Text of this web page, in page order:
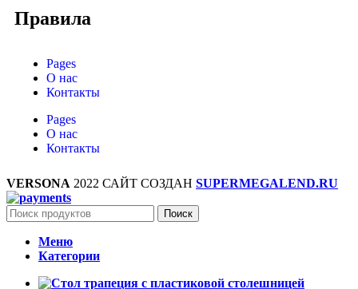
Правила
Pages
О нас
Контакты
Pages
О нас
Контакты
VERSONA 2022 САЙТ СОЗДАН SUPERMEGALEND.RU
Поиск
Меню
Категории